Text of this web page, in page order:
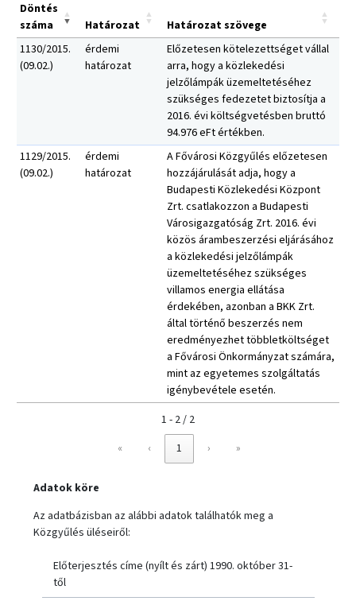
Döntés
száma
Határozat
Határozat szövege
1130/2015.
(09.02.)
érdemi
határozat
Előzetesen kötelezettséget vállal
arra, hogy a közlekedési
jelzőlámpák üzemeltetéséhez
szükséges fedezetet biztosítja a
2016. évi költségvetésben bruttó
94.976 eFt értékben.
1129/2015.
(09.02.)
érdemi
határozat
A Fővárosi Közgyűlés előzetesen
hozzájárulását adja, hogy a
Budapesti Közlekedési Központ
Zrt. csatlakozzon a Budapesti
Városigazgatóság Zrt. 2016. évi
közös árambeszerzési eljárásához
a közlekedési jelzőlámpák
üzemeltetéséhez szükséges
villamos energia ellátása
érdekében, azonban a BKK Zrt.
által történő beszerzés nem
eredményezhet többletköltséget
a Fővárosi Önkormányzat számára,
mint az egyetemes szolgáltatás
igénybevétele esetén.
1 - 2 / 2
«
‹ 1 › »
Adatok köre
Az adatbázisban az alábbi adatok találhatók meg a
Közgyűlés üléseiről:
Előterjesztés címe (nyílt és zárt) 1990. október 31-
től